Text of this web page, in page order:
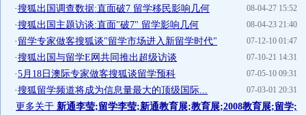
08-04-27 15:52
·搜狐出国调查数据:直面破7 留学移民影响几何
08-04-23 21:40
·搜狐出国主题访谈:直面"破7" 留学影响几何
07-12-10 01:47
·留学专家做客搜狐谈"留学市场进入新留学时代"
07-10-21 14:31
·搜狐出国与留学E网共同推出超级访谈
07-05-10 09:31
·5月18日澳际专家做客搜狐谈留学预科
07-03-01 20:31
·搜狐留学频道将成为信息量最大的顶级国际...
更多关于 新通李莹;留学李莹;新通教育展;教育展;2008教育展;留学;